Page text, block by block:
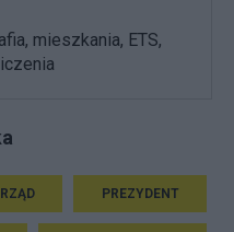
mieszkania, ETS,
RZĄD PREZYDENT